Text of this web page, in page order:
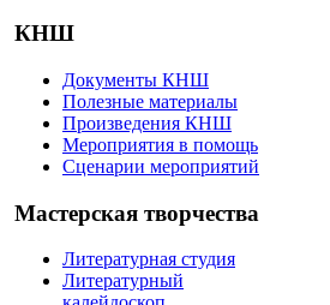
КНШ
Документы КНШ
Полезные материалы
Произведения КНШ
Мероприятия в помощь
Сценарии мероприятий
Мастерская творчества
Литературная студия
Литературный